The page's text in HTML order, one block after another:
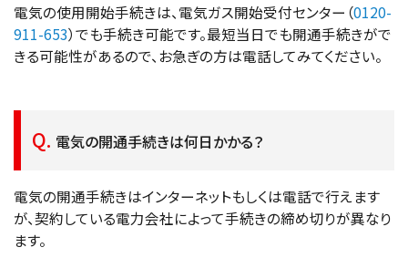
電気の使用開始手続きは、電気ガス開始受付センター（0120-
911-653）でも手続き可能です。最短当日でも開通手続きがで
きる可能性があるので、お急ぎの方は電話してみてください。
電気の開通手続きは何日かかる？
電気の開通手続きはインターネットもしくは電話で行えます
が、契約している電力会社によって手続きの締め切りが異なり
ます。